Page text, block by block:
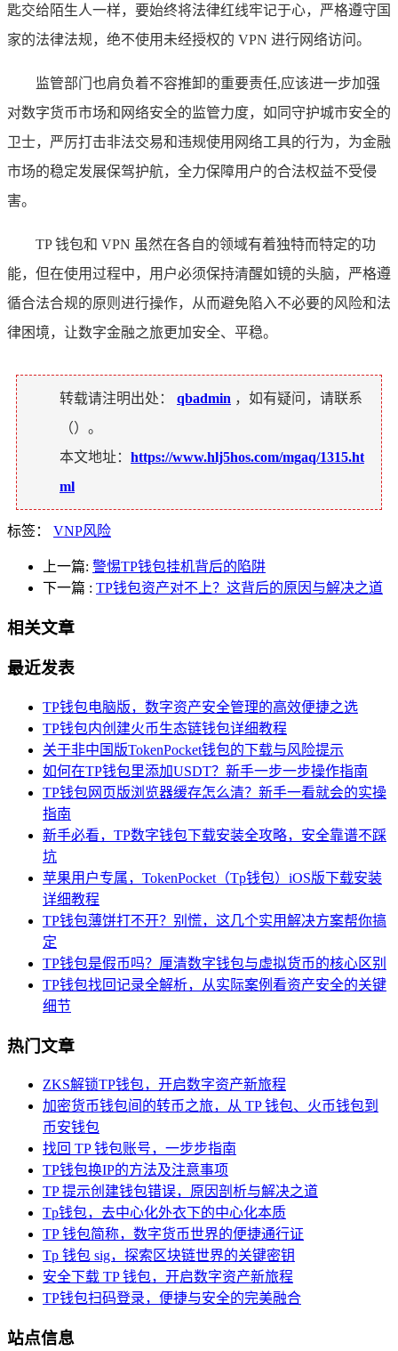
匙交给陌生人一样，要始终将法律红线牢记于心，严格遵守国
家的法律法规，绝不使用未经授权的 VPN 进行网络访问。
监管部门也肩负着不容推卸的重要责任,应该进一步加强
对数字货币市场和网络安全的监管力度，如同守护城市安全的
卫士，严厉打击非法交易和违规使用网络工具的行为，为金融
市场的稳定发展保驾护航，全力保障用户的合法权益不受侵
害。
TP 钱包和 VPN 虽然在各自的领域有着独特而特定的功
能，但在使用过程中，用户必须保持清醒如镜的头脑，严格遵
循合法合规的原则进行操作，从而避免陷入不必要的风险和法
律困境，让数字金融之旅更加安全、平稳。
转载请注明出处： qbadmin ，如有疑问，请联系
（）。
本文地址： https://www.hlj5hos.com/mgaq/1315.ht
ml
标签： VNP风险
上一篇: 警惕TP钱包挂机背后的陷阱
下一篇 : TP钱包资产对不上？这背后的原因与解决之道
相关文章
最近发表
TP钱包电脑版，数字资产安全管理的高效便捷之选
TP钱包内创建火币生态链钱包详细教程
关于非中国版TokenPocket钱包的下载与风险提示
如何在TP钱包里添加USDT？新手一步一步操作指南
TP钱包网页版浏览器缓存怎么清？新手一看就会的实操
指南
新手必看，TP数字钱包下载安装全攻略，安全靠谱不踩
坑
苹果用户专属，TokenPocket（Tp钱包）iOS版下载安装
详细教程
TP钱包薄饼打不开？别慌，这几个实用解决方案帮你搞
定
TP钱包是假币吗？厘清数字钱包与虚拟货币的核心区别
TP钱包找回记录全解析，从实际案例看资产安全的关键
细节
热门文章
ZKS解锁TP钱包，开启数字资产新旅程
加密货币钱包间的转币之旅，从 TP 钱包、火币钱包到
币安钱包
找回 TP 钱包账号，一步步指南
TP钱包换IP的方法及注意事项
TP 提示创建钱包错误，原因剖析与解决之道
Tp钱包，去中心化外衣下的中心化本质
TP 钱包简称，数字货币世界的便捷通行证
Tp 钱包 sig，探索区块链世界的关键密钥
安全下载 TP 钱包，开启数字资产新旅程
TP钱包扫码登录，便捷与安全的完美融合
站点信息